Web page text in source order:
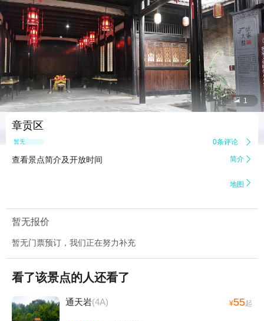
 1
章贡区
暂无点评 0条评论 
查看景点简介及开放时间 简介 
地图 
暂无报价
暂无门票预订，我们正在努力补充
看了该景点的人还看了
通天岩(4A) ¥55起